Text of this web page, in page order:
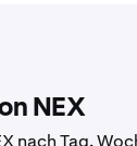
NEX
nach Tag,